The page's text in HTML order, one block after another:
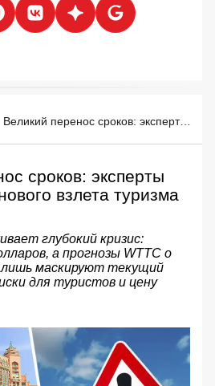
Великий перенос сроков: эксперты назвали дату нового взлета туризма в ОАЭ
сроков: эксперты
взлета туризма
глубокий кризис:
а прогнозы WTTC о
лишь маскируют текущий
для туристов и цену